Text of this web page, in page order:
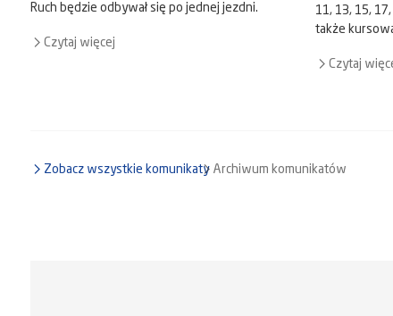
Ruch będzie odbywał się po jednej jezdni.
Czytaj więcej
11, 13, 15,
także
Czytaj
Zobacz wszystkie komunikaty Archiwum komunikatów